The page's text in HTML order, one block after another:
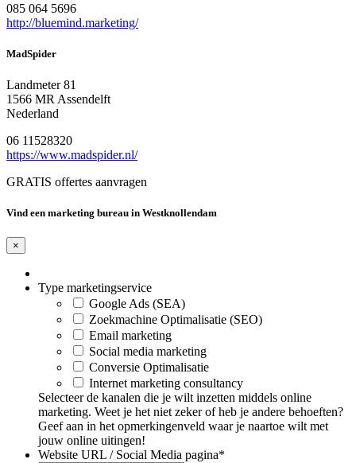
085 064 5696
http://bluemind.marketing/
MadSpider
Landmeter 81
1566 MR Assendelft
Nederland
06 11528320
https://www.madspider.nl/
GRATIS offertes aanvragen
Vind een marketing bureau in Westknollendam
×
Type marketingservice
Google Ads (SEA)
Zoekmachine Optimalisatie (SEO)
Email marketing
Social media marketing
Conversie Optimalisatie
Internet marketing consultancy
Selecteer de kanalen die je wilt inzetten middels online
marketing. Weet je het niet zeker of heb je andere behoeften?
Geef aan in het opmerkingenveld waar je naartoe wilt met
jouw online uitingen!
Website URL / Social Media pagina*